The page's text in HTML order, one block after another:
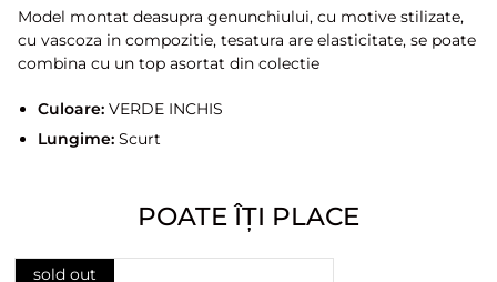
Model montat deasupra genunchiului, cu motive stilizate,
cu vascoza in compozitie, tesatura are elasticitate, se poate
combina cu un top asortat din colectie
Culoare:VERDE INCHIS
Lungime:Scurt
POATE ÎȚI PLACE
sold out